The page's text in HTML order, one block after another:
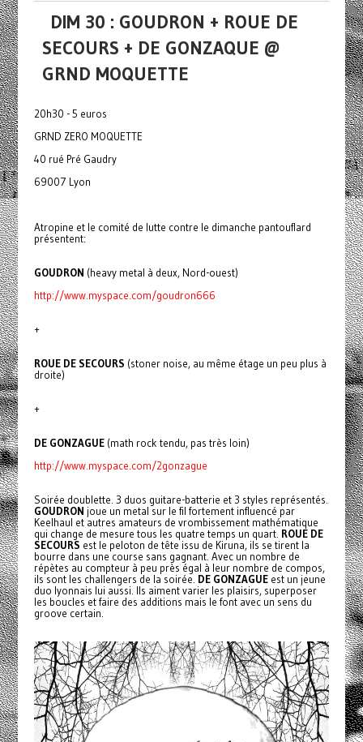
DIM 30 : GOUDRON + ROUE DE
SECOURS + DE GONZAQUE @
GRND MOQUETTE
20h30 - 5 euros
GRND ZERO MOQUETTE
40 rué Pré Gaudry
69007 Lyon
Atropine et le comité de lutte contre le dimanche pantouflard
présentent:
GOUDRON (heavy metal à deux, Nord-ouest)
http://www.myspace.com/goudron666
+
ROUE DE SECOURS (stoner noise, au même étage un peu plus à
droite)
+
DE GONZAGUE(math rock tendu, pas très loin)
http://www.myspace.com/2gonzague
Soirée doublette. 3 duos guitare-batterie et 3 styles représentés.
GOUDRON joue un metal sur le fil fortement influencé par
Keelhaul et autres amateurs de vrombissement mathématique
qui change de mesure tous les quatre temps un quart. ROUE DE
SECOURS est le peloton de tête issu de Kiruna, ils se tirent la
bourre dans une course sans gagnant. Avec un nombre de
répètes au compteur à peu près égal à leur nombre de compos,
ils sont les challengers de la soirée. DE GONZAGUEest un jeune
duo lyonnais lui aussi. Ils aiment varier les plaisirs, superposer
les boucles et faire des additions mais le font avec un sens du
groove certain.